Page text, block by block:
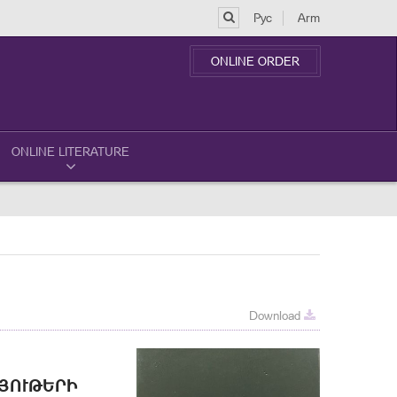
Рус Arm
ONLINE ORDER
ONLINE LITERATURE
Download
ԺՈ